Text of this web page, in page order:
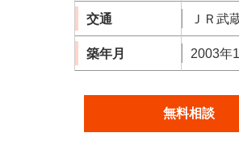
交通 ＪＲ武
築年月 2003年
無料相談